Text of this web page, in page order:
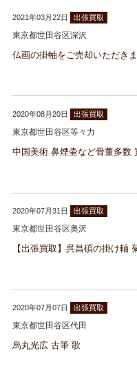
2021年03月22日 出張買取
東京都世田谷区深沢
仏画の掛軸をご売却いただき
2020年08月20日 出張買取
東京都世田谷区等々力
中国美術 鼻煙壷など骨董多数
2020年07月31日 出張買取
東京都世田谷区奥沢
【出張買取】呉昌碩の掛け軸
2020年07月07日 出張買取
東京都世田谷区代田
烏丸光広 古筆 歌